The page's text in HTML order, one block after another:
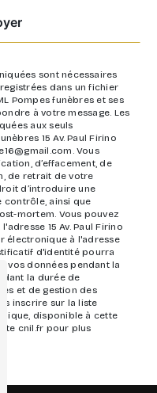
sont nécessaires
dans un fichier
Pompes funèbres et ses
à votre message. Les
aux seuls
15 Av. Paul Firino
Vous
d’effacement, de
de retrait de votre
d’introduire une
contrôle, ainsi que
mortem. Vous pouvez
15 Av. Paul Firino
électronique à l'adresse
d'identité pourra
vos données pendant la
la durée de
et de gestion des
inscrire sur la liste
disponible à cette
cnil.fr pour plus